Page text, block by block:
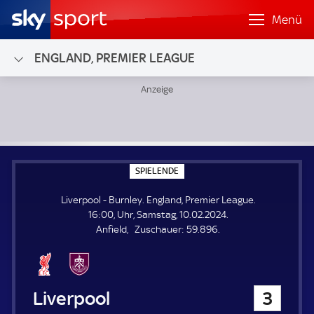
Menü
ENGLAND, PREMIER LEAGUE
SPIELENDE
P
E
L
E
N
Liverpool - Burnley. England, Premier League.
16:00, Uhr, Samstag, 10.02.2024.
Anfield
Zuschauer: Z
59.896.
Liverpool 3